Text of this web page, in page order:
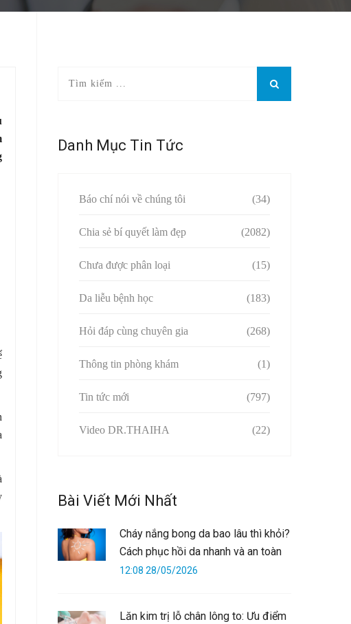
Danh Mục Tin Tức
Báo chí nói về chúng tôi (34)
Chia sẻ bí quyết làm đẹp (2082)
Chưa được phân loại (15)
Da liễu bệnh học (183)
Hỏi đáp cùng chuyên gia (268)
Thông tin phòng khám (1)
Tin tức mới (797)
Video DR.THAIHA (22)
Bài Viết Mới Nhất
Cháy nắng bong da bao lâu thì khỏi?
Cách phục hồi da nhanh và an toàn
12:08 28/05/2026
Lăn kim trị lỗ chân lông to: Ưu điểm